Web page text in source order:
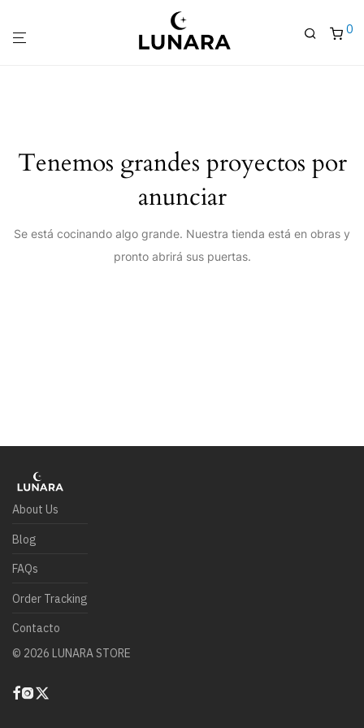
0
Tenemos grandes proyectos por
anunciar
Se está cocinando algo grande. Nuestra tienda está en obras y
pronto abrirá sus puertas.
About Us
Blog
FAQs
Order Tracking
Contacto
© 2026 LUNARA STORE